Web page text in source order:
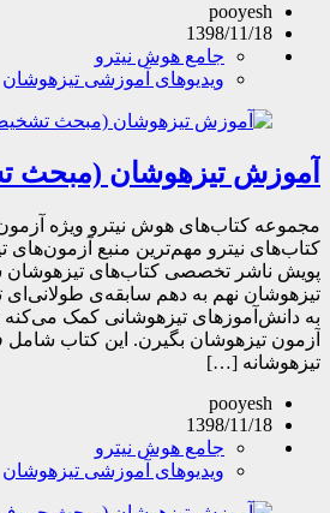
pooyesh
1398/11/18
جامع هوش نیترو
ویدیوهای آموزشی تیزهوشان
آموزش تیزهوشان (مبحث
مجموعه کتاب‌های هوش نیترو ویژه
کتاب‌های نیترو مهم‌ترین منبع آزمون‌های
پویش ناشر تخصصی کتاب‌های
تیزهوشان نهم به دهم سابقه‌ی طولانی‌ای
به دانش‌آموزهای تیزهوشانی کمک می‌کنه
آزمون تیزهوشان بگیرن. این کتاب
تیزهوشانه […]
pooyesh
1398/11/18
جامع هوش نیترو
ویدیوهای آموزشی تیزهوشان